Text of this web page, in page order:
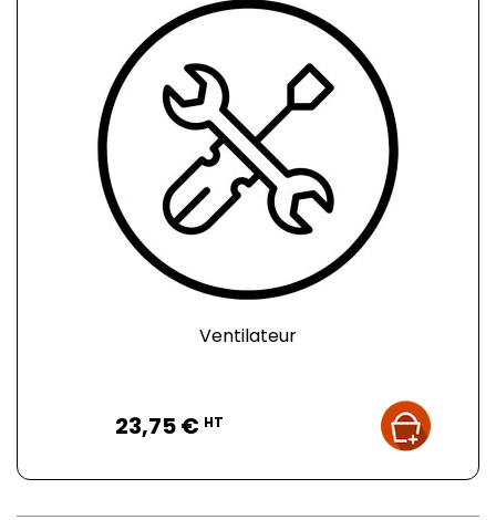
Ventilateur
23,75 € HT